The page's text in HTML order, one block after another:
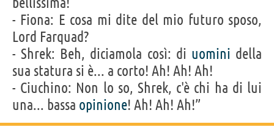
- Fiona: E cosa mi dite del mio futuro sposo,
Lord Farquad?
- Shrek: Beh, diciamola così: di uomini della
sua statura si è... a corto! Ah! Ah! Ah!
- Ciuchino: Non lo so, Shrek, c'è chi ha di lui
una... bassa opinione! Ah! Ah! Ah!”